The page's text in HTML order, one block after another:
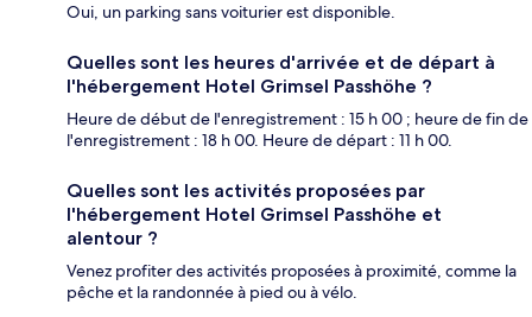
Oui, un parking sans voiturier est disponible.
Quelles sont les heures d'arrivée et de départ à
l'hébergement Hotel Grimsel Passhöhe ?
Heure de début de l'enregistrement : 15 h 00 ; heure de fin de
l'enregistrement : 18 h 00. Heure de départ : 11 h 00.
Quelles sont les activités proposées par
l'hébergement Hotel Grimsel Passhöhe et
alentour ?
Venez profiter des activités proposées à proximité, comme la
pêche et la randonnée à pied ou à vélo.